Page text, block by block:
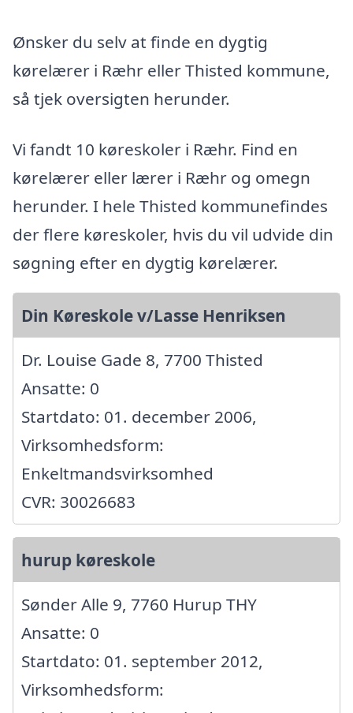
Ønsker du selv at finde en dygtig
kørelærer i Ræhr eller Thisted kommune,
så tjek oversigten herunder.
Vi fandt 10 køreskoler i Ræhr. Find en
kørelærer eller lærer i Ræhr og omegn
herunder. I hele Thisted kommunefindes
der flere køreskoler, hvis du vil udvide din
søgning efter en dygtig kørelærer.
Din Køreskole v/Lasse Henriksen
Dr. Louise Gade 8, 7700 Thisted
Ansatte: 0
Startdato: 01. december 2006,
Virksomhedsform:
Enkeltmandsvirksomhed
CVR: 30026683
hurup køreskole
Sønder Alle 9, 7760 Hurup THY
Ansatte: 0
Startdato: 01. september 2012,
Virksomhedsform: